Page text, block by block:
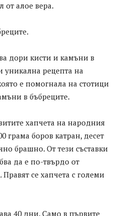
от алое вера.
дори кисти и камъни в
уникална рецепта на
е помогнала на стотици
в бъбреците.
хапчета на народния
грама боров катран, десет
брашно. От тези съставки
да е по-твърдо от
се хапчета с големи
40 дни. Само в първите